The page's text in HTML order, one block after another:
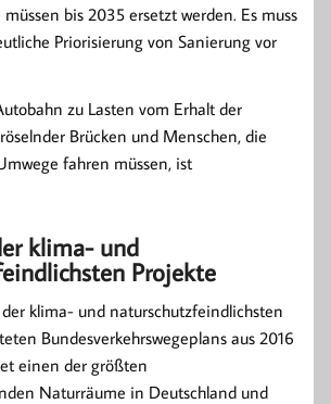
bis 2035 ersetzt werden. Es muss
Priorisierung von Sanierung vor
zu Lasten vom Erhalt der
Brücken und Menschen, die
fahren müssen, ist
klima- und
Projekte
klima- und naturschutzfeindlichsten
Bundesverkehrswegeplans aus 2016
einen der größten
Naturräume in Deutschland und